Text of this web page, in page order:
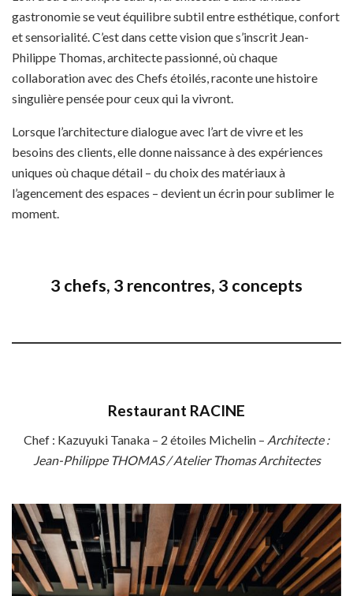
gastronomie se veut équilibre subtil entre esthétique, confort
et sensorialité. C’est dans cette vision que s’inscrit Jean-
Philippe Thomas, architecte passionné, où chaque
collaboration avec des Chefs étoilés, raconte une histoire
singulière pensée pour ceux qui la vivront.
Lorsque l’architecture dialogue avec l’art de vivre et les
besoins des clients, elle donne naissance à des expériences
uniques où chaque détail – du choix des matériaux à
l’agencement des espaces – devient un écrin pour sublimer le
moment.
3 chefs, 3 rencontres, 3 concepts
Restaurant RACINE
Chef : Kazuyuki Tanaka – 2 étoiles Michelin – Architecte :
Jean-Philippe THOMAS / Atelier Thomas Architectes